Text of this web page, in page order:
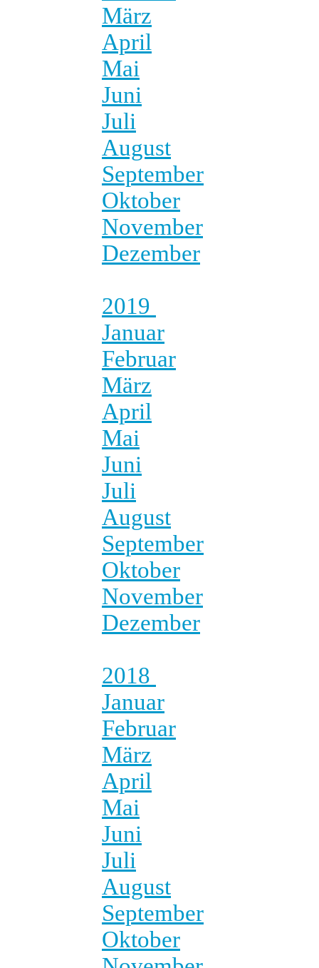
März
April
Mai
Juni
Juli
August
September
Oktober
November
Dezember
2019
Januar
Februar
März
April
Mai
Juni
Juli
August
September
Oktober
November
Dezember
2018
Januar
Februar
März
April
Mai
Juni
Juli
August
September
Oktober